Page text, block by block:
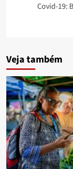
Covid-19:
Veja também